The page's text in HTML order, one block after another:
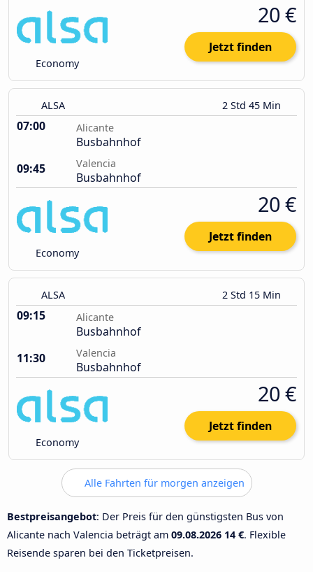
Economy
20 €
Jetzt finden
ALSA 2 Std 45 Min
07:00 Alicante
Busbahnhof
09:45
Valencia
Busbahnhof
Economy
20 €
Jetzt finden
ALSA 2 Std 15 Min
09:15 Alicante
Busbahnhof
11:30
Valencia
Busbahnhof
Economy
20 €
Jetzt finden
Alle Fahrten für morgen anzeigen
Bestpreisangebot: Der Preis für den günstigsten Bus von
Alicante nach Valencia beträgt am 09.08.2026 14 €. Flexible
Reisende sparen bei den Ticketpreisen.